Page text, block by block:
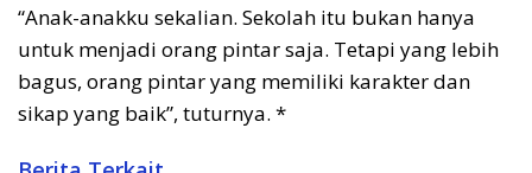
“Anak-anakku sekalian. Sekolah itu bukan hanya
untuk menjadi orang pintar saja. Tetapi yang lebih
bagus, orang pintar yang memiliki karakter dan
sikap yang baik”, tuturnya. *